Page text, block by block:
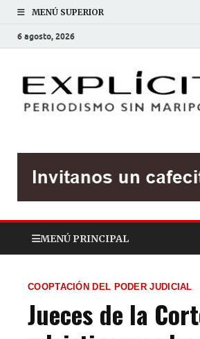
MENÚ SUPERIOR
6 agosto, 2026
MENÚ PRINCIPAL
COOPTACIÓN DEL PODER JUDICIAL
Jueces de la